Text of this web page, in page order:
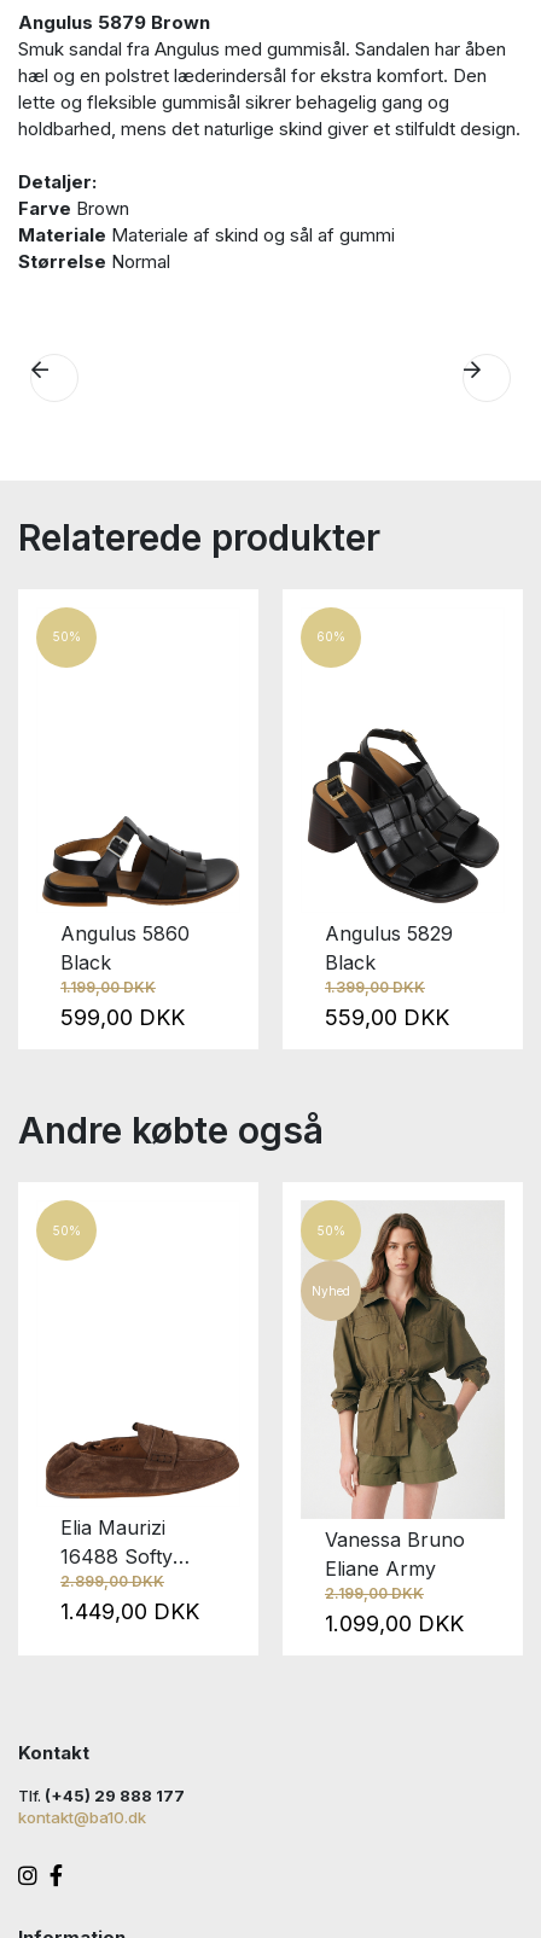
Angulus 5879 Brown
Smuk sandal fra Angulus med gummisål. Sandalen har åben
hæl og en polstret læderindersål for ekstra komfort. Den
lette og fleksible gummisål sikrer behagelig gang og
holdbarhed, mens det naturlige skind giver et stilfuldt design.
Detaljer:
Farve Brown
Materiale Materiale af skind og sål af gummi
Størrelse Normal
Relaterede produkter
50%
Angulus 5860
Black
1.199,00 DKK
599,00 DKK
60%
Angulus 5829
Black
1.399,00 DKK
559,00 DKK
Andre købte også
50%
Elia Maurizi
16488 Softy
Chokolat
2.899,00 DKK
1.449,00 DKK
50%
Nyhed
Vanessa Bruno
Eliane Army
2.199,00 DKK
1.099,00 DKK
Kontakt
Tlf. (+45) 29 888 177
kontakt@ba10.dk